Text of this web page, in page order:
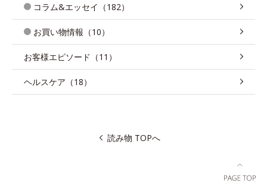
コラム&エッセイ（182）
お買い物情報（10）
お客様エピソード（11）
ヘルスケア（18）
読み物 TOPへ